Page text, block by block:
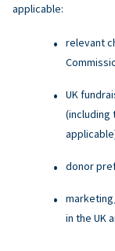
applicable:
relevant
UK
(including
donor
in the UK